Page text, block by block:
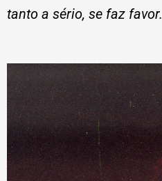
tanto a sério, se faz favor.